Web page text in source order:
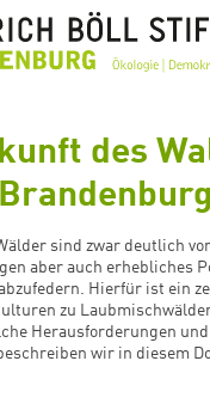
des
Brandenburg
sind zwar deutlich
aber auch erhebliches
Hierfür ist ein
zu
Herausforderungen
wir in diesem